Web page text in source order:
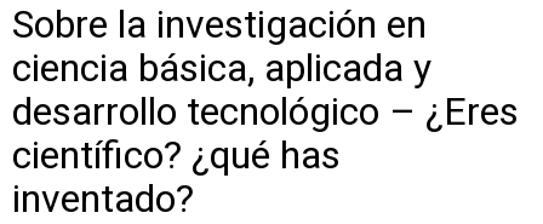
Cientificos
Peruanos
Sobre la investigación en
ciencia básica, aplicada y
desarrollo tecnológico – ¿Eres
científico? ¿qué has
inventado?